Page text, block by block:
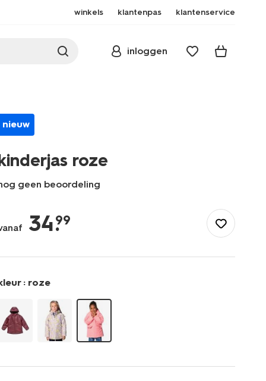
winkels klantenpas klantenservice
inloggen
nieuw
roze
geen beoordeling
34.
99
: roze